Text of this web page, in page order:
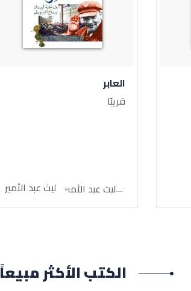
العابر
قريبًا
ليث عبد الأمير
الكتب الأكثر مبيعاً